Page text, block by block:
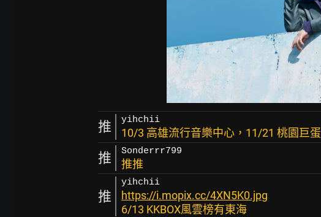
推 yihchii
10/3 高雄流行音樂中心，11/21 桃園巨蛋
推 Sonderrr799
推推
推
yihchii
https://i.mopix.cc/4XN5K0.jpg
6/13 KKBOX風雲榜有東海